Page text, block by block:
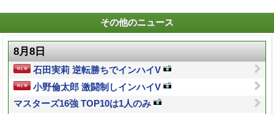
その他のニュース
8月8日
石田実莉 逆転勝ちでインハイV
小野倫太郎 激闘制しインハイV
マスターズ16強 TOP10は1人のみ